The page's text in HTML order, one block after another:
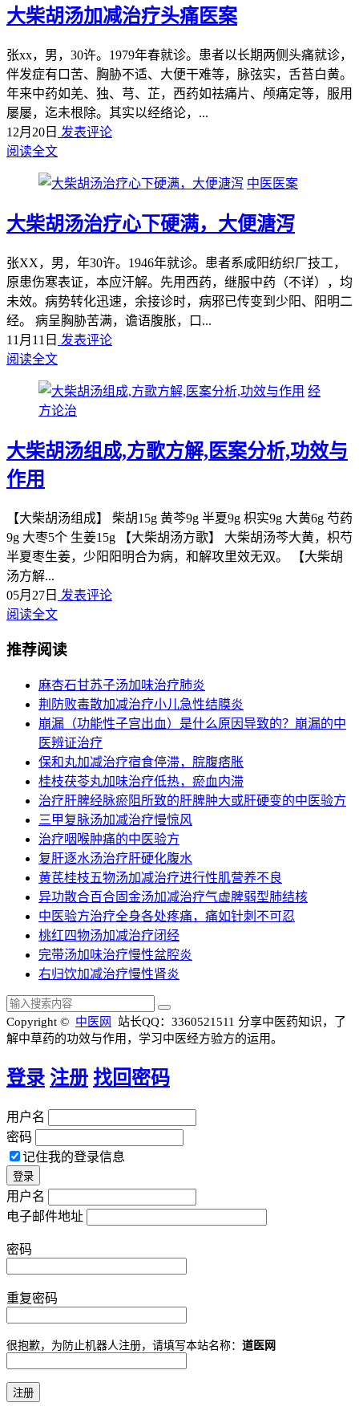
大柴胡汤加减治疗头痛医案
张xx，男，30许。1979年春就诊。患者以长期两侧头痛就诊，
伴发症有口苦、胸胁不适、大便干难等，脉弦实，舌苔白黄。
年来中药如羌、独、芎、芷，西药如祛痛片、颅痛定等，服用
屡屡，迄未根除。其实以经络论，...
12月20日 发表评论
阅读全文
中医医案
大柴胡汤治疗心下硬满，大便溏泻
张XX，男，年30许。1946年就诊。患者系咸阳纺织厂技工，
原患伤寒表证，本应汗解。先用西药，继服中药（不详），均
未效。病势转化迅速，余接诊时，病邪已传变到少阳、阳明二
经。 病呈胸胁苦满，谵语腹胀，口...
11月11日 发表评论
阅读全文
经
方论治
大柴胡汤组成,方歌方解,医案分析,功效与
作用
【大柴胡汤组成】 柴胡15g 黄芩9g 半夏9g 枳实9g 大黄6g 芍药
9g 大枣5个 生姜15g 【大柴胡汤方歌】 大柴胡汤芩大黄，枳芍
半夏枣生姜，少阳阳明合为病，和解攻里效无双。 【大柴胡
汤方解...
05月27日 发表评论
阅读全文
推荐阅读
麻杏石甘苏子汤加味治疗肺炎
荆防败毒散加减治疗小儿急性结膜炎
崩漏（功能性子宫出血）是什么原因导致的？崩漏的中
医辨证治疗
保和丸加减治疗宿食停滞，脘腹痞胀
桂枝茯苓丸加味治疗低热，瘀血内滞
治疗肝脾经脉瘀阻所致的肝脾肿大或肝硬变的中医验方
三甲复脉汤加减治疗慢惊风
治疗咽喉肿痛的中医验方
复肝逐水汤治疗肝硬化腹水
黄芪桂枝五物汤加减治疗进行性肌营养不良
异功散合百合固金汤加减治疗气虚脾弱型肺结核
中医验方治疗全身各处疼痛，痛如针刺不可忍
桃红四物汤加减治疗闭经
完带汤加味治疗慢性盆腔炎
右归饮加减治疗慢性肾炎
Copyright © 中医网 站长QQ：3360521511 分享中医药知识，了
解中草药的功效与作用，学习中医经方验方的运用。
登录 注册 找回密码
用户名
密码
记住我的登录信息
用户名
电子邮件地址
密码
重复密码
很抱歉，为防止机器人注册，请填写本站名称： 道医网